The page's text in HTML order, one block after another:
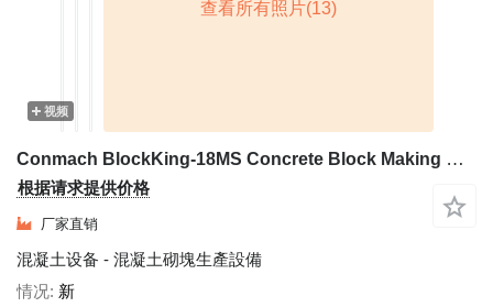
视频
Conmach BlockKing-18MS Concrete Block Making Machine - 7.000 units/shift
根据请求提供价格
厂家直销
混凝土设备 - 混凝土砌塊生產設備
情况 新